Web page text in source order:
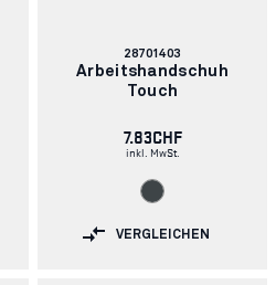
Artikelnummer:
28701403
Arbeitshandschuh
Touch
7.83CHF
inkl. MwSt.
VERGLEICHEN